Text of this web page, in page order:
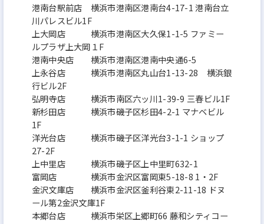
港南台駅前店 横浜市港南区港南台4-17-1 港南台立
川パレスビル1F
上大岡店 横浜市港南区大久保1-1-5 ファミー
ルプラザ上大岡１F
港南中央店 横浜市港南区港南中央通6-5
上永谷店 横浜市港南区丸山台1-13-28 横浜銀
行ビル2F
弘明寺店 横浜市南区六ッ川1-39-9 三春ビル1F
新杉田店 横浜市磯子区杉田4-2-1 マナベビル
1F
洋光台店 横浜市磯子区洋光台3-1-1 ショップ
27-2F
上中里店 横浜市磯子区上中里町632-1
富岡店 横浜市金沢区富岡東5-18-8 1・2F
金沢文庫店 横浜市金沢区釜利谷東2-11-18 ドヌ
ール第2金沢文庫1F
本郷台店 横浜市栄区上郷町66 藤和シティコー